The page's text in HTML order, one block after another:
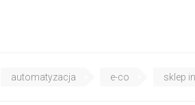
automatyzacja e-co sklep